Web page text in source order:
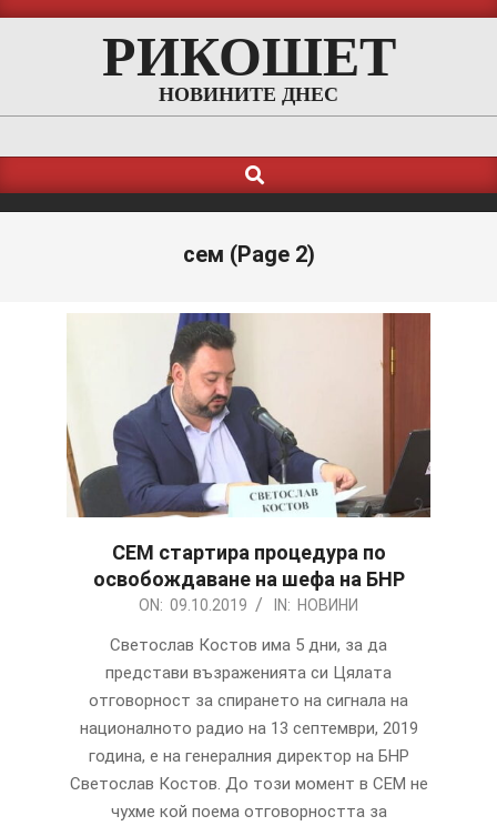
Skip
РИКОШЕТ
НОВИНИТЕ ДНЕС
Navigation
Search
сем (Page 2)
СЕМ стартира процедура по
освобождаване на шефа на БНР
ON: 09.10.2019 IN: НОВИНИ
Светослав Костов има 5 дни, за да
представи възраженията си Цялата
отговорност за спирането на сигнала на
националното радио на 13 септември, 2019
година, е на генералния директор на БНР
Светослав Костов. До този момент в СЕМ не
чухме кой поема отговорността за